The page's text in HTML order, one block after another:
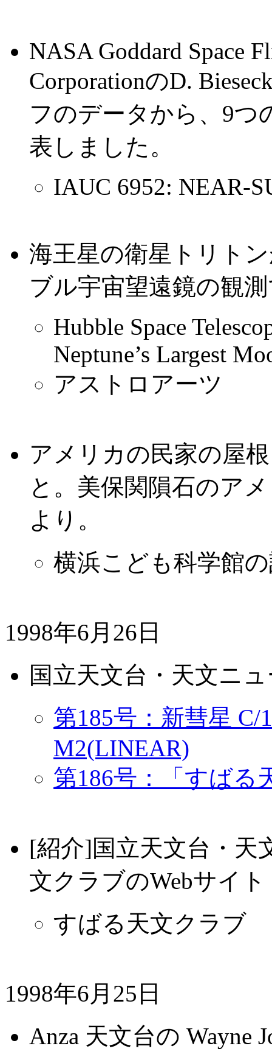
NASA Goddard Space
CorporationのD.
フのデータから、9つ
表しました。
IAUC 6952: NEAR-
海王星の衛星トリト
ブル宇宙望遠鏡の観
Hubble Space
Neptune’s Largest
アストロアーツ
アメリカの民家の屋
と。美保関隕石のア
より。
横浜こども科学館
1998年6月26日
国立天文台・天文ニ
第185号：新彗星 C/
M2(LINEAR)
第186号：「すばる
[紹介]国立天文台・天
文クラブのWebサイト
すばる天文クラブ
1998年6月25日
Anza 天文台の Wayne